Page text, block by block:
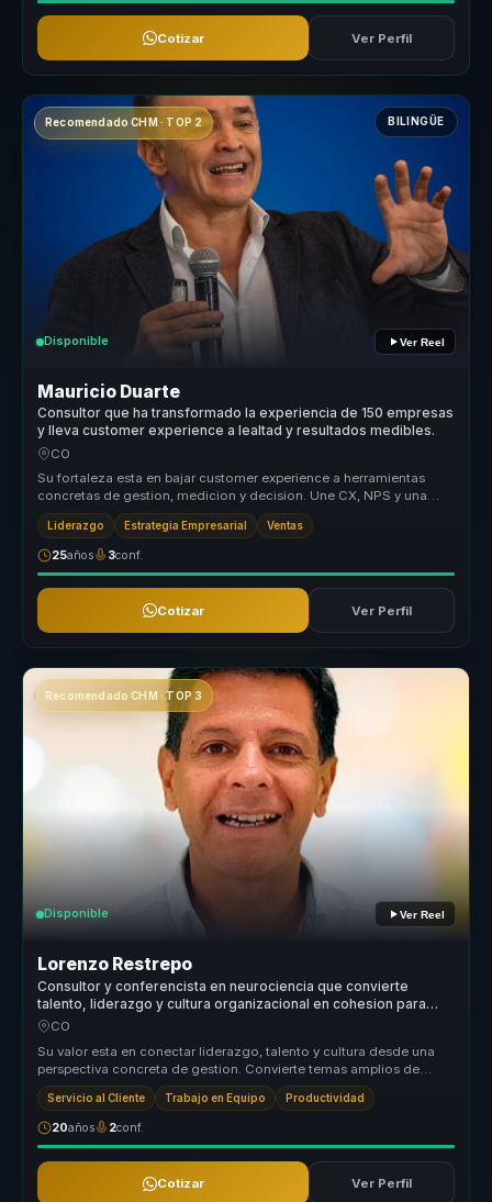
Cotizar Ver Perfil
Recomendado CHM · TOP 2 BILINGÜE
Disponible Ver Reel
Mauricio Duarte
Consultor que ha transformado la experiencia de 150 empresas
y lleva customer experience a lealtad y resultados medibles.
CO
Su fortaleza esta en bajar customer experience a herramientas
concretas de gestion, medicion y decision. Une CX, NPS y una
mirada de nego...
Liderazgo Estrategia Empresarial Ventas
25años 3conf.
Cotizar Ver Perfil
Recomendado CHM · TOP 3
Disponible Ver Reel
Lorenzo Restrepo
Consultor y conferencista en neurociencia que convierte
talento, liderazgo y cultura organizacional en cohesion para
equipos.
CO
Su valor esta en conectar liderazgo, talento y cultura desde una
perspectiva concreta de gestion. Convierte temas amplios de
alineacion y...
Servicio al Cliente Trabajo en Equipo Productividad
20años 2conf.
Cotizar Ver Perfil